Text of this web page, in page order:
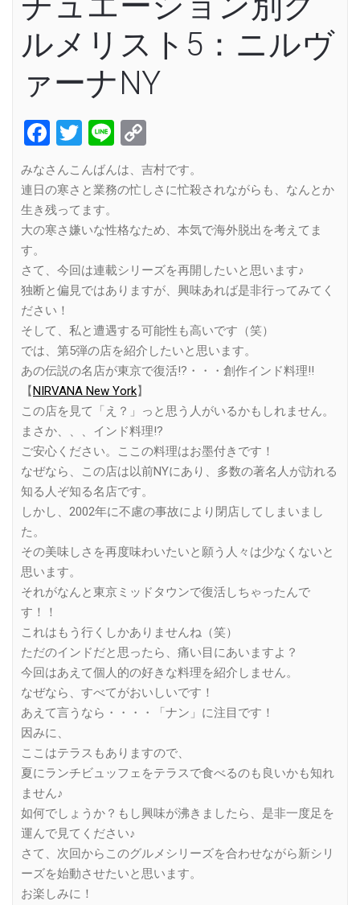
ルメリスト5：ニルヴ
ァーナNY
Facebook
Twitter
Line
Link
みなさんこんばんは、吉村です。
連日の寒さと業務の忙しさに忙殺されながらも、なんとか
生き残ってます。
大の寒さ嫌いな性格なため、本気で海外脱出を考えてま
す。
さて、今回は連載シリーズを再開したいと思います♪
独断と偏見ではありますが、興味あれば是非行ってみてく
ださい！
そして、私と遭遇する可能性も高いです（笑）
では、第5弾の店を紹介したいと思います。
あの伝説の名店が東京で復活!?・・・創作インド料理!!
【NIRVANA New York】
この店を見て「え？」っと思う人がいるかもしれません。
まさか、、、インド料理!?
ご安心ください。ここの料理はお墨付きです！
なぜなら、この店は以前NYにあり、多数の著名人が訪れる
知る人ぞ知る名店です。
しかし、2002年に不慮の事故により閉店してしまいまし
た。
その美味しさを再度味わいたいと願う人々は少なくないと
思います。
それがなんと東京ミッドタウンで復活しちゃったんで
す！！
これはもう行くしかありませんね（笑）
ただのインドだと思ったら、痛い目にあいますよ？
今回はあえて個人的の好きな料理を紹介しません。
なぜなら、すべてがおいしいです！
あえて言うなら・・・・「ナン」に注目です！
因みに、
ここはテラスもありますので、
夏にランチビュッフェをテラスで食べるのも良いかも知れ
ません♪
如何でしょうか？もし興味が沸きましたら、是非一度足を
運んで見てください♪
さて、次回からこのグルメシリーズを合わせながら新シリ
ーズを始動させたいと思います。
お楽しみに！